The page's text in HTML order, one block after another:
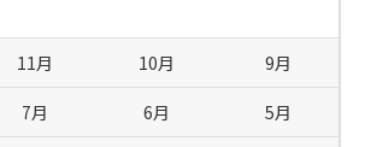
11月 10月 9月
7月 6月 5月